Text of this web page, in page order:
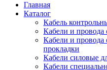
Главная
Каталог
Кабель
Кабели и провода
Кабели и провода
прокладки
Кабели силовые
Кабели